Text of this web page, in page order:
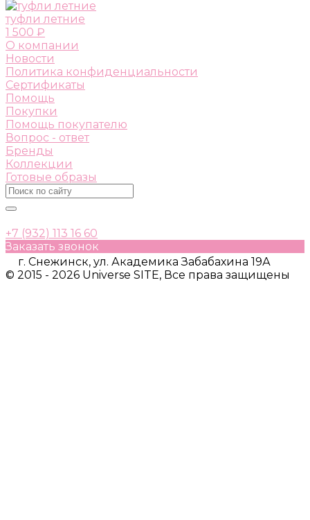
туфли летние
1 500 ₽
О компании
Новости
Политика конфиденциальности
Сертификаты
Помощь
Покупки
Помощь покупателю
Вопрос - ответ
Бренды
Коллекции
Готовые образы
+7 (932) 113 16 60
Заказать звонок
г. Снежинск, ул. Академика Забабахина 19А
© 2015 - 2026 Universe SITE, Все права защищены